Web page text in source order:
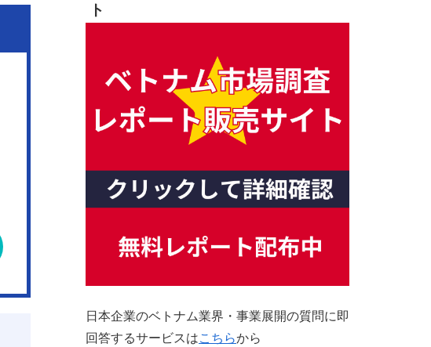
ト
日本企業のベトナム業界・事業展開の質問に即
回答するサービスはこちらから